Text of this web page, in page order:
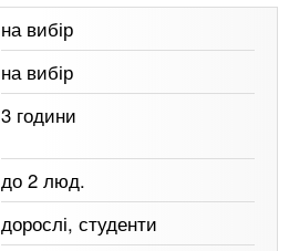
на вибір
на вибір
3 години
до 2 люд.
дорослі, студенти